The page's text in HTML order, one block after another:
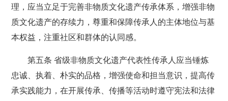
理，应当立足于完善非物质文化遗产传承体系，增强非物
质文化遗产的存续力，尊重和保障传承人的主体地位与基
本权益，注重社区和群体的认同感。
第五条 省级非物质文化遗产代表性传承人应当锤炼
忠诚、执着、朴实的品格，增强使命和担当意识，提高传
承实践能力，在开展传承、传播等活动时遵守宪法和法律